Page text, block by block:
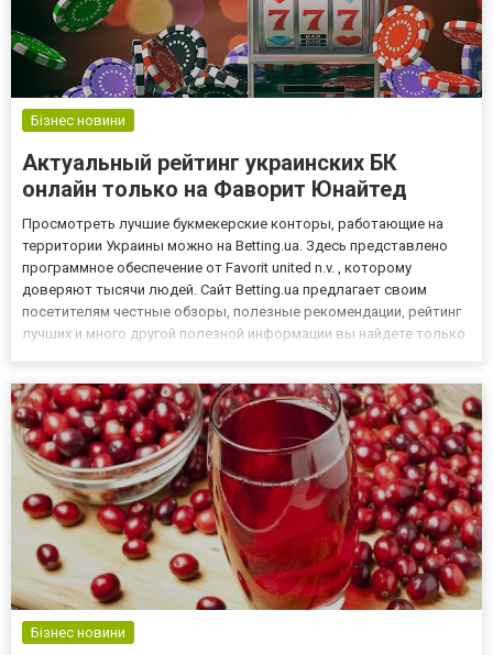
Бізнес новини
Актуальный рейтинг украинских БК
онлайн только на Фаворит Юнайтед
Просмотреть лучшие букмекерские конторы, работающие на
территории Украины можно на Betting.ua. Здесь представлено
программное обеспечение от Favorit united n.v. , которому
доверяют тысячи людей. Сайт Betting.ua предлагает своим
посетителям честные обзоры, полезные рекомендации, рейтинг
лучших и много другой полезной информации вы найдете только
Бізнес новини